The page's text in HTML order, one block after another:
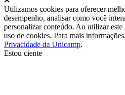
Utilizamos cookies para oferecer
desempenho, analisar como você
personalizar conteúdo. Ao utilizar
uso de cookies. Para mais
Privacidade da Unicamp.
Estou ciente